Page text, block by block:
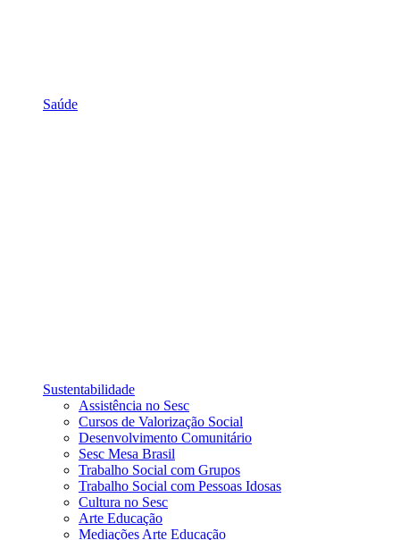
Saúde
Sustentabilidade
Assistência no Sesc
Cursos de Valorização Social
Desenvolvimento Comunitário
Sesc Mesa Brasil
Trabalho Social com Grupos
Trabalho Social com Pessoas Idosas
Cultura no Sesc
Arte Educação
Mediações Arte Educação